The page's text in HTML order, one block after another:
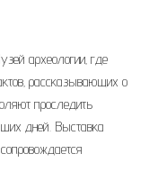
археологии‚ где
рассказывающих о
проследить
дней. Выставка